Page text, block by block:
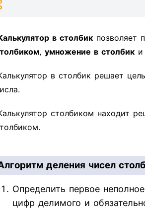
в столбик позволяет
, умножение в столбик и
в столбик решает
столбиком находит
деления чисел
Определить первое
цифр делимого и